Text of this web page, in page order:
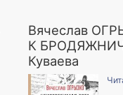
Вячеслав
К
Куваева